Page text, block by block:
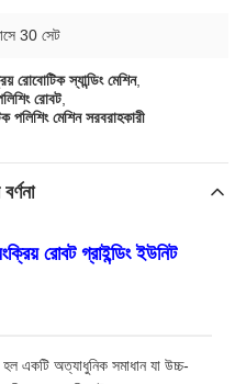
30 সেট
রোবোটিক স্যান্ডিং মেশিন,
রোবট,
পলিশিং মেশিন সরবরাহকারী
রোবট গ্রাইন্ডিং ইউনিট
একটি অত্যাধুনিক সমাধান যা উচ্চ-